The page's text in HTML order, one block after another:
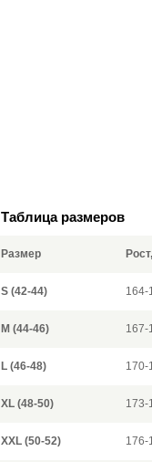
Таблица размеров
Размер
S (42-44) 164-
M (44-46) 167-
L (46-48) 170-
XL (48-50) 173-
XXL (50-52) 176-